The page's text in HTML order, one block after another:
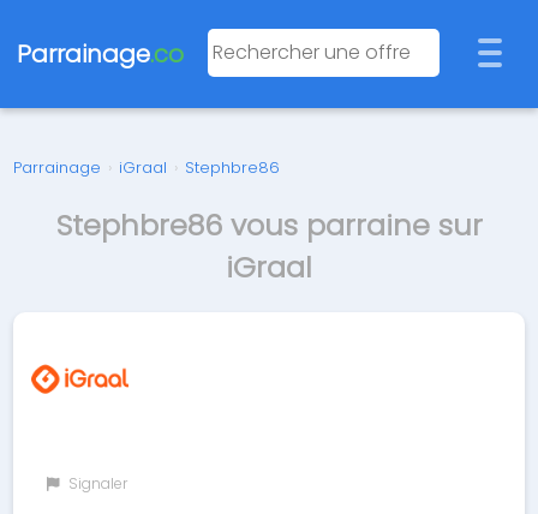
Parrainage.co
Parrainage › iGraal › Stephbre86
Stephbre86 vous parraine sur
iGraal
Signaler